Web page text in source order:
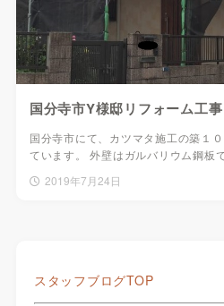
国分寺市Y様邸リフォーム工事
国分寺市にて、カツマタ施工の築１
ています。 外壁はガルバリウム鋼板
2019年7月24日
スタッフブログTOP